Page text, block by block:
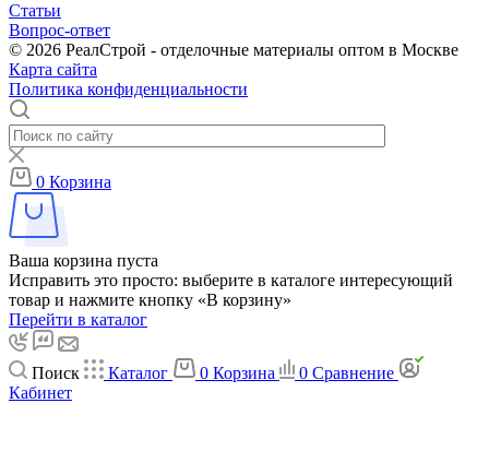
Статьи
Вопрос-ответ
© 2026 РеалСтрой - отделочные материалы оптом в Москве
Карта сайта
Политика конфиденциальности
0 Корзина
Ваша корзина пуста
Исправить это просто: выберите в каталоге интересующий
товар и нажмите кнопку «В корзину»
Перейти в каталог
Поиск Каталог 0 Корзина 0 Сравнение
Кабинет